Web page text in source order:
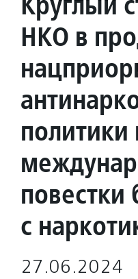
НКО в
политики
с
27.06.2024